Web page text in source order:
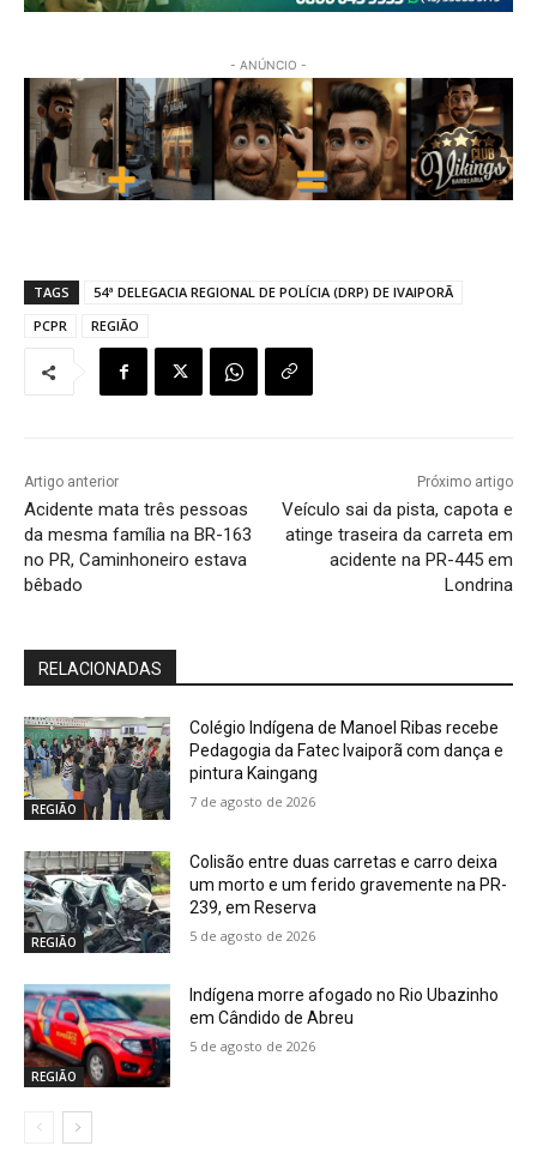
- ANÚNCIO -
TAGS
54ª DELEGACIA REGIONAL DE POLÍCIA (DRP) DE IVAIPORÃ
PCPR
REGIÃO
Artigo anterior
Acidente mata três pessoas
da mesma família na BR-163
no PR, Caminhoneiro estava
bêbado
Próximo artigo
Veículo sai da pista, capota e
atinge traseira da carreta em
acidente na PR-445 em
Londrina
RELACIONADAS
REGIÃO
Colégio Indígena de Manoel Ribas recebe
Pedagogia da Fatec Ivaiporã com dança e
pintura Kaingang
7 de agosto de 2026
REGIÃO
Colisão entre duas carretas e carro deixa
um morto e um ferido gravemente na PR-
239, em Reserva
5 de agosto de 2026
REGIÃO
Indígena morre afogado no Rio Ubazinho
em Cândido de Abreu
5 de agosto de 2026